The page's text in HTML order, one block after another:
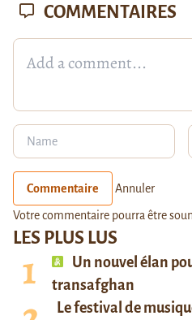
LES PLUS LUS
Un nouvel élan
transafghan
Le festival de
COMMENTAIRES
Commentaire Annuler
Votre commentaire pourra être